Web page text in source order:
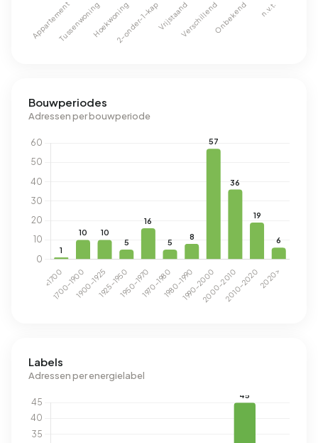
Bouwperiodes
Adressen per bouwperiode
Labels
Adressen per energielabel